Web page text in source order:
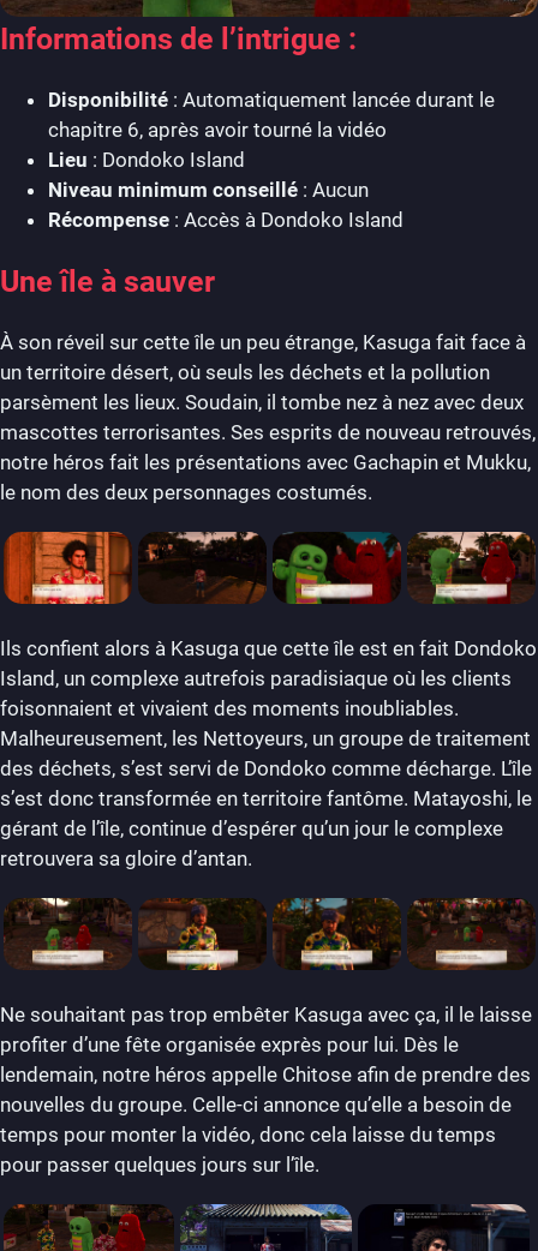
Informations de l’intrigue :
Disponibilité : Automatiquement lancée durant le
chapitre 6, après avoir tourné la vidéo
Lieu : Dondoko Island
Niveau minimum conseillé : Aucun
Récompense : Accès à Dondoko Island
Une île à sauver
À son réveil sur cette île un peu étrange, Kasuga fait face à
un territoire désert, où seuls les déchets et la pollution
parsèment les lieux. Soudain, il tombe nez à nez avec deux
mascottes terrorisantes. Ses esprits de nouveau retrouvés,
notre héros fait les présentations avec Gachapin et Mukku,
le nom des deux personnages costumés.
Ils confient alors à Kasuga que cette île est en fait Dondoko
Island, un complexe autrefois paradisiaque où les clients
foisonnaient et vivaient des moments inoubliables.
Malheureusement, les Nettoyeurs, un groupe de traitement
des déchets, s’est servi de Dondoko comme décharge. L’île
s’est donc transformée en territoire fantôme. Matayoshi, le
gérant de l’île, continue d’espérer qu’un jour le complexe
retrouvera sa gloire d’antan.
Ne souhaitant pas trop embêter Kasuga avec ça, il le laisse
profiter d’une fête organisée exprès pour lui. Dès le
lendemain, notre héros appelle Chitose afin de prendre des
nouvelles du groupe. Celle-ci annonce qu’elle a besoin de
temps pour monter la vidéo, donc cela laisse du temps
pour passer quelques jours sur l’île.